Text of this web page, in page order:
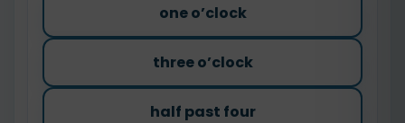
one o’clock
three o’clock
half past four